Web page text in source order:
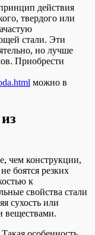
действия
твердого или
стали. Эти
но лучше
Приобрести
можно в
чем конструкции,
боятся резких
к
свойства стали
сухость или
веществами.